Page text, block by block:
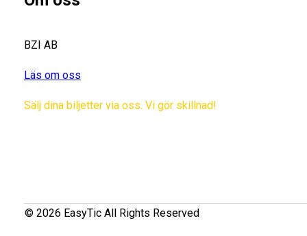
BZI AB
Läs om oss
Sälj dina biljetter via oss. Vi gör skillnad!
© 2026 EasyTic All Rights Reserved